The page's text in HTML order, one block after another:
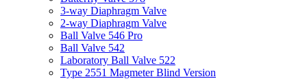
3-way Diaphragm Valve
2-way Diaphragm Valve
Ball Valve 546 Pro
Ball Valve 542
Laboratory Ball Valve 522
Type 2551 Magmeter Blind Version